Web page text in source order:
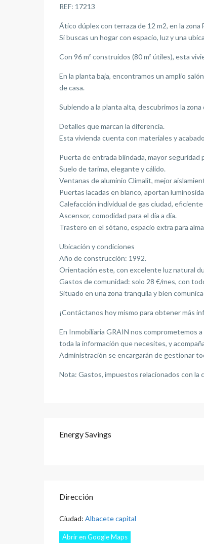
REF: 17213
Ático dúplex con terraza de 12 m2, en la zona
Si buscas un hogar con espacio, luz y una
Con 96 m² construidos (80 m² útiles), esta
En la planta baja, encontramos un amplio
de casa.
Subiendo a la planta alta, descubrimos la
Detalles que marcan la diferencia.
Esta vivienda cuenta con materiales y
Puerta de entrada blindada, mayor seguridad
Suelo de tarima, elegante y cálido.
Ventanas de aluminio Climalit, mejor
Puertas lacadas en blanco, aportan
Calefacción individual de gas ciudad, eficiente
Ascensor, comodidad para el día a día.
Trastero en el sótano, espacio extra para
Ubicación y condiciones
Año de construcción: 1992.
Orientación este, con excelente luz natural
Gastos de comunidad: solo 28 €/mes, con
Situado en una zona tranquila y bien
¡Contáctanos hoy mismo para obtener más
En Inmobiliaria GRAIN nos comprometemos
toda la información que necesites, y
Administración se encargarán de gestionar
Nota: Gastos, impuestos relacionados con la
Energy Savings
Dirección
Ciudad: Albacete capital
Abrir en Google Maps